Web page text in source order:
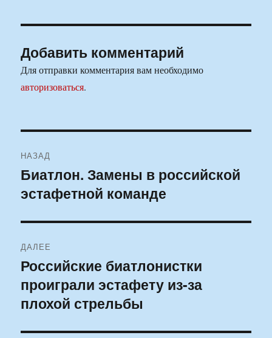
Добавить комментарий
Для отправки комментария вам необходимо
авторизоваться.
по
записям
НАЗАД
Предыдущая
запись:
Биатлон. Замены в российской
эстафетной команде
ДАЛЕЕ
Следующая
запись:
Российские биатлонистки
проиграли эстафету из-за
плохой стрельбы